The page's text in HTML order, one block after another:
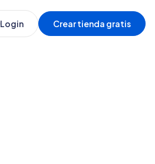
Login Crear tienda gratis